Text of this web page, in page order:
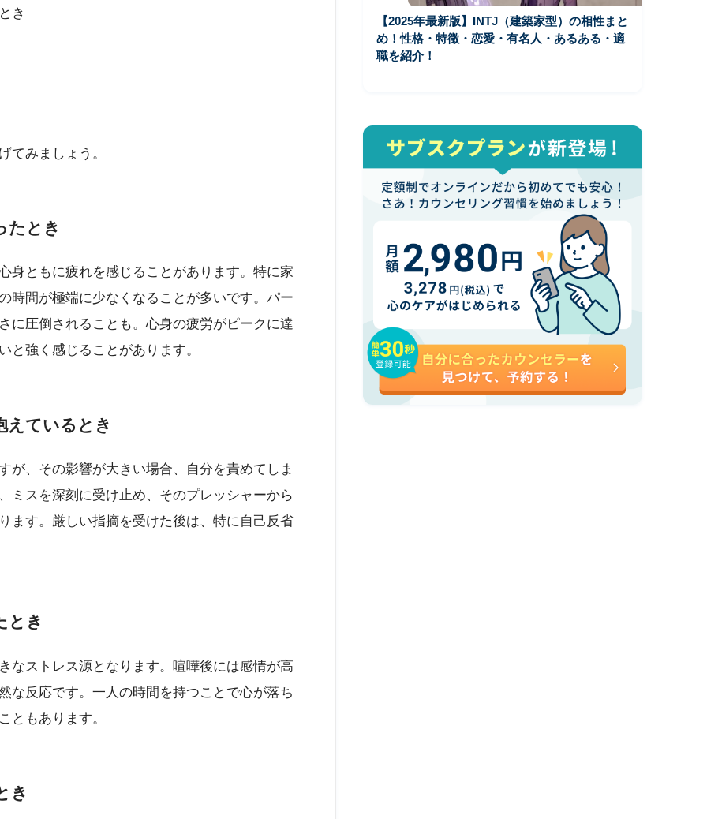
き
てみましょう。
たとき
身ともに疲れを感じることがあります。特に家
時間が極端に少なくなることが多いです。パー
に圧倒されることも。心身の疲労がピークに達
と強く感じることがあります。
えているとき
が、その影響が大きい場合、自分を責めてしま
ミスを深刻に受け止め、そのプレッシャーから
ます。厳しい指摘を受けた後は、特に自己反省
とき
なストレス源となります。喧嘩後には感情が高
な反応です。一人の時間を持つことで心が落ち
ともあります。
き
【2025年最新版】INTJ（建築家型）の相性まと
め！性格・特徴・恋愛・有名人・あるある・適
職を紹介！